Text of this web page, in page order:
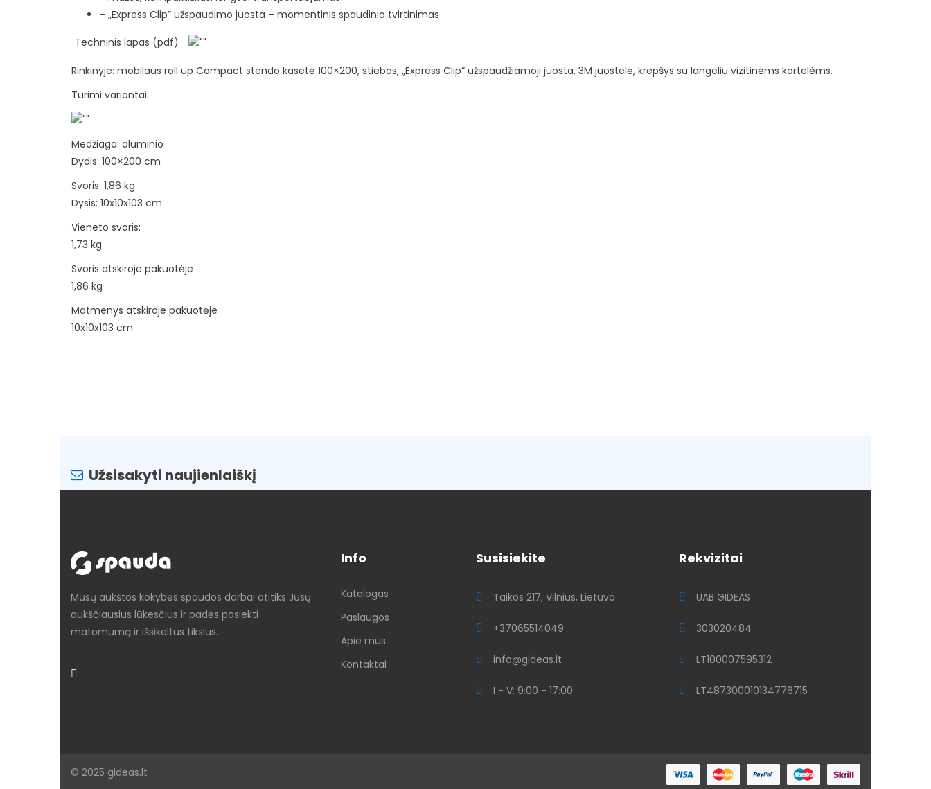
– „Express Clip” užspaudimo juosta – momentinis spaudinio tvirtinimas
Techninis lapas (pdf)
Rinkinyje: mobilaus roll up Compact stendo kasetė 100×200, stiebas, „Express Clip” užspaudžiamoji juosta, 3M juostelė, krepšys su langeliu vizitinėms kortelėms.
Turimi variantai:
Medžiaga: aluminio
Dydis: 100×200 cm
Svoris: 1,86 kg
Dysis: 10x10x103 cm
Vieneto svoris:
1,73 kg
Svoris atskiroje pakuotėje
1,86 kg
Matmenys atskiroje pakuotėje
10x10x103 cm
Užsisakyti naujienlaiškį
Mūsų aukštos kokybės spaudos darbai atitiks Jūsų
aukščiausius lūkesčius ir padės pasiekti
matomumą ir išsikeltus tikslus.
Info
Katalogas
Paslaugos
Apie mus
Kontaktai
Susisiekite
Taikos 217, Vilnius, Lietuva
+37065514049
info@gideas.lt
I - V: 9:00 - 17:00
Rekvizitai
UAB GIDEAS
303020484
LT100007595312
LT487300010134776715
© 2025 gideas.lt